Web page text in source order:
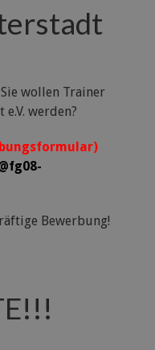
wollen Trainer
werden?
Bewerbung!